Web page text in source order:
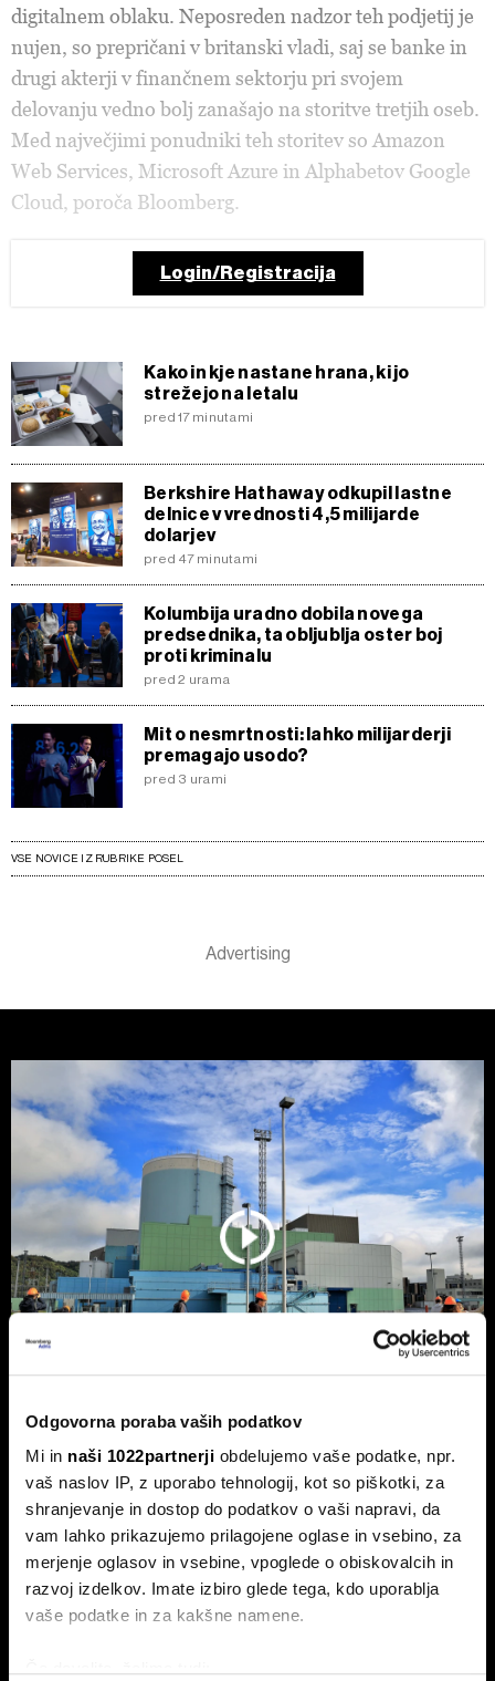
Odgovorna poraba vaših podatkov
Mi in naši 1022partnerji obdelujemo vaše podatke, npr.
vaš naslov IP, z uporabo tehnologij, kot so piškotki, za
shranjevanje in dostop do podatkov o vaši napravi, da
vam lahko prikazujemo prilagojene oglase in vsebino, za
merjenje oglasov in vsebine, vpoglede o obiskovalcih in
razvoj izdelkov. Imate izbiro glede tega, kdo uporablja
vaše podatke in za kakšne namene.
digitalnem oblaku. Neposreden nadzor teh podjetij je
nujen, so prepričani v britanski vladi, saj se banke in
drugi akterji v finančnem sektorju pri svojem
delovanju vedno bolj zanašajo na storitve tretjih oseb.
Med največjimi ponudniki teh storitev so Amazon
Web Services, Microsoft Azure in Alphabetov Google
Cloud, poroča Bloomberg.
Login/Registracija
Kako in kje nastane hrana, ki jo
strežejo na letalu
pred 17 minutami
Berkshire Hathaway odkupil lastne
delnice v vrednosti 4,5 milijarde
dolarjev
pred 47 minutami
Kolumbija uradno dobila novega
predsednika, ta obljublja oster boj
proti kriminalu
pred 2 urama
Mit o nesmrtnosti: lahko milijarderji
premagajo usodo?
pred 3 urami
VSE NOVICE IZ RUBRIKE POSEL
NEK predvidoma jutri v zmanjšanje
delovanja, lahko sledi ustavitev - kaj
pravi Gorazd Pfeifer, NEK
Slovenska nuklearka predvidoma jutri ponoči v zmanjšanje
delovanja, v naslednjih treh ali štirih dneh pa bodo po vsej
verjetnosti reaktor morali ustaviti.